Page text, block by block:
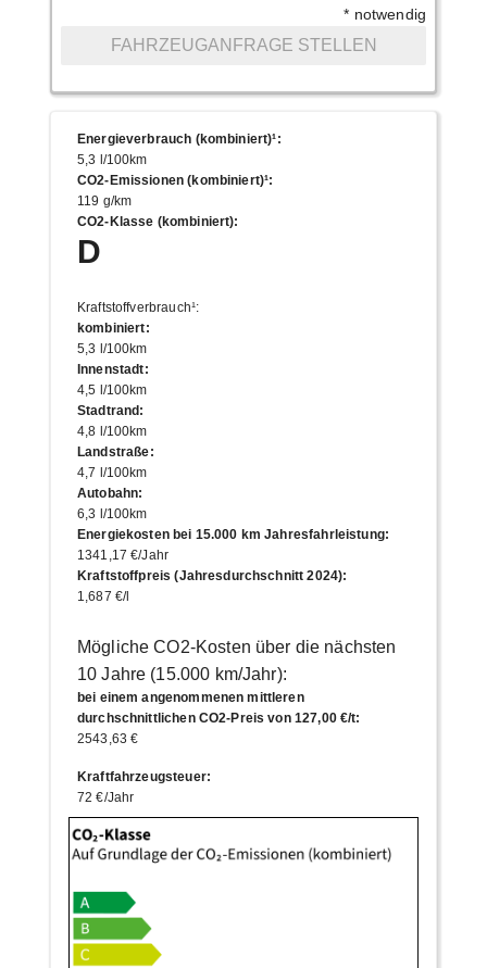
* notwendig
FAHRZEUGANFRAGE STELLEN
Energieverbrauch (kombiniert)¹:
5,3 l/100km
CO2-Emissionen (kombiniert)¹:
119 g/km
CO2-Klasse (kombiniert):
D
Kraftstoffverbrauch¹:
kombiniert:
5,3 l/100km
Innenstadt:
4,5 l/100km
Stadtrand:
4,8 l/100km
Landstraße:
4,7 l/100km
Autobahn:
6,3 l/100km
Energiekosten bei 15.000 km Jahresfahrleistung:
1341,17 €/Jahr
Kraftstoffpreis (Jahresdurchschnitt 2024):
1,687 €/l
Mögliche CO2-Kosten über die nächsten
10 Jahre (15.000 km/Jahr):
bei einem angenommenen mittleren
durchschnittlichen CO2-Preis von 127,00 €/t:
2543,63 €
Kraftfahrzeugsteuer:
72 €/Jahr